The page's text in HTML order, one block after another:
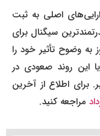
اصلی به ثبت
سیگنال برای
وضوح تأثیر خود را
روند صعودی در
اطلاع از آخرین
کنید.